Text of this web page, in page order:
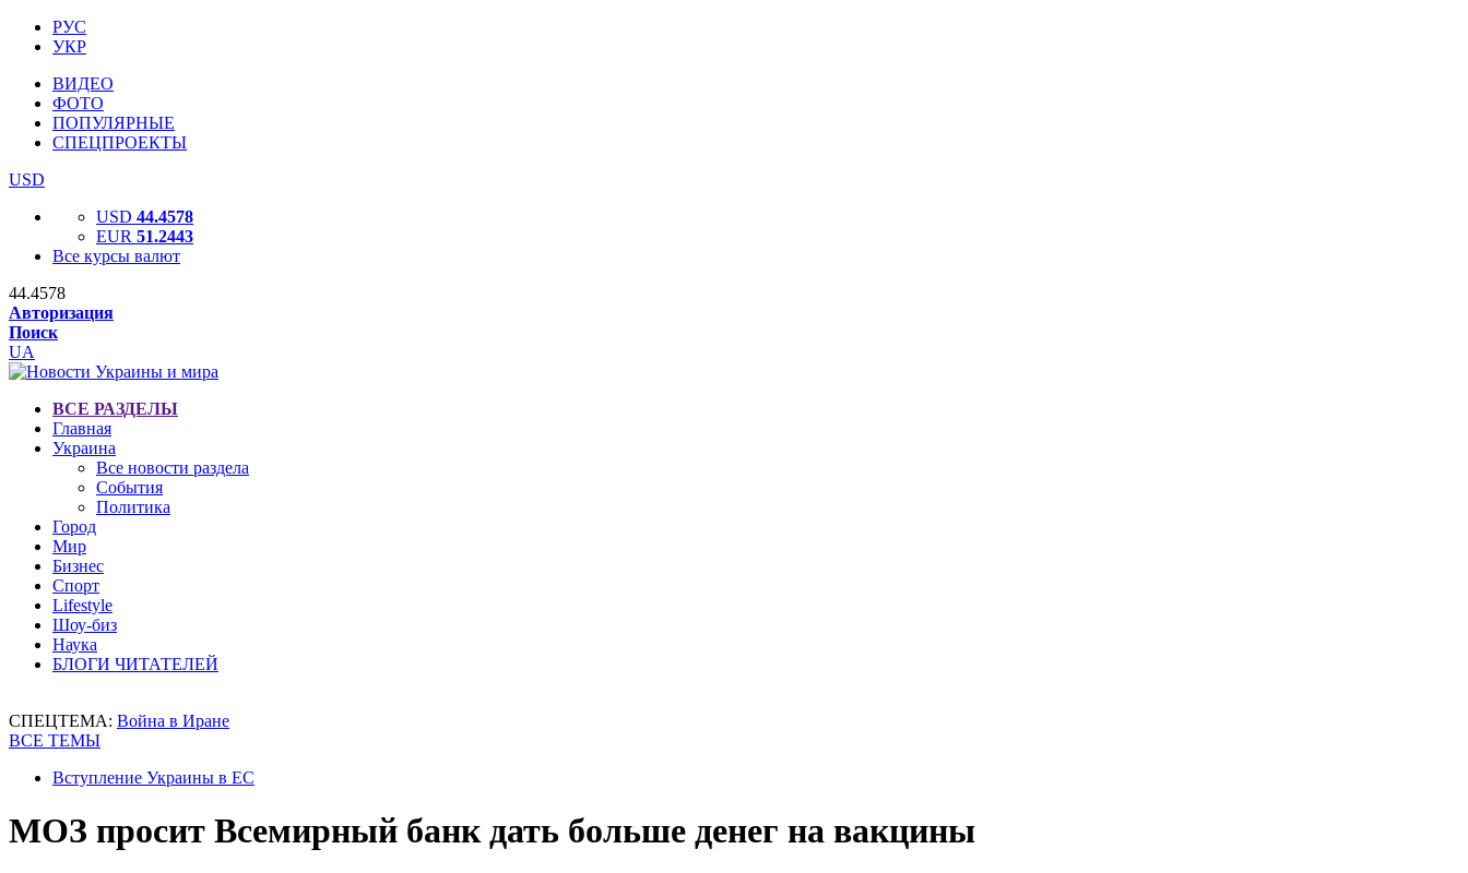
РУС
УКР
ВИДЕО
ФОТО
ПОПУЛЯРНЫЕ
СПЕЦПРОЕКТЫ
USD
USD 44.4578
EUR 51.2443
Все курсы валют
44.4578
Авторизация
Поиск
UA
ВСЕ РАЗДЕЛЫ
Главная
Украина
Все новости раздела
События
Политика
Город
Мир
Бизнес
Спорт
Lifestyle
Шоу-биз
Наука
БЛОГИ ЧИТАТЕЛЕЙ
СПЕЦТЕМА: Война в Иране
ВСЕ ТЕМЫ
Вступление Украины в ЕС
МОЗ просит Всемирный банк дать больше денег на вакцины